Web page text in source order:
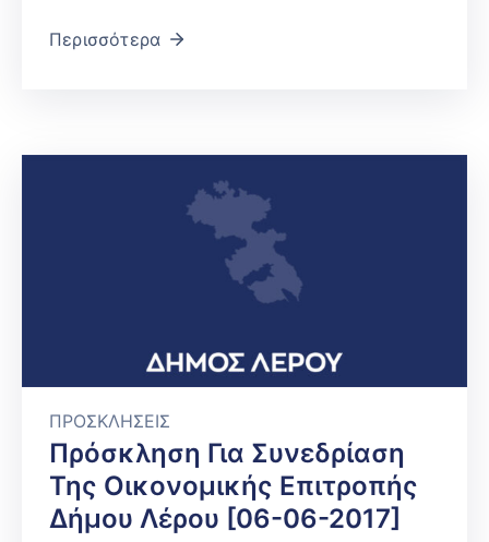
Περισσότερα
ΠΡΟΣΚΛΗΣΕΙΣ
Πρόσκληση Για Συνεδρίαση
Της Οικονομικής Επιτροπής
Δήμου Λέρου [06-06-2017]